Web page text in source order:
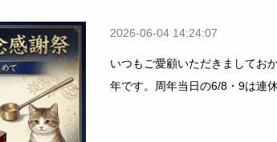
2026-06-04 14:24:07
いつもご愛顧いただきましてお
年です。周年当日の6/8・9は連